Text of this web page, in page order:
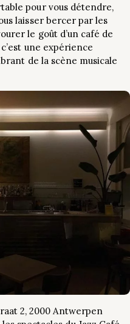
pour vous détendre,
laisser bercer par les
le goût d’un café de
une expérience
de la scène musicale
2, 2000 Antwerpen